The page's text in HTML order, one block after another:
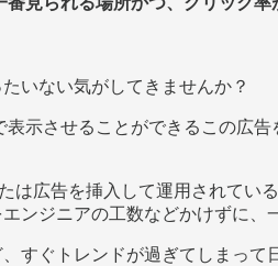
いない気がしてきませんか？
示させることができるこの広
広告を挿入して運用されてい
ジニアの工数などかけずに、
すぐトレンドが過ぎてしまっ